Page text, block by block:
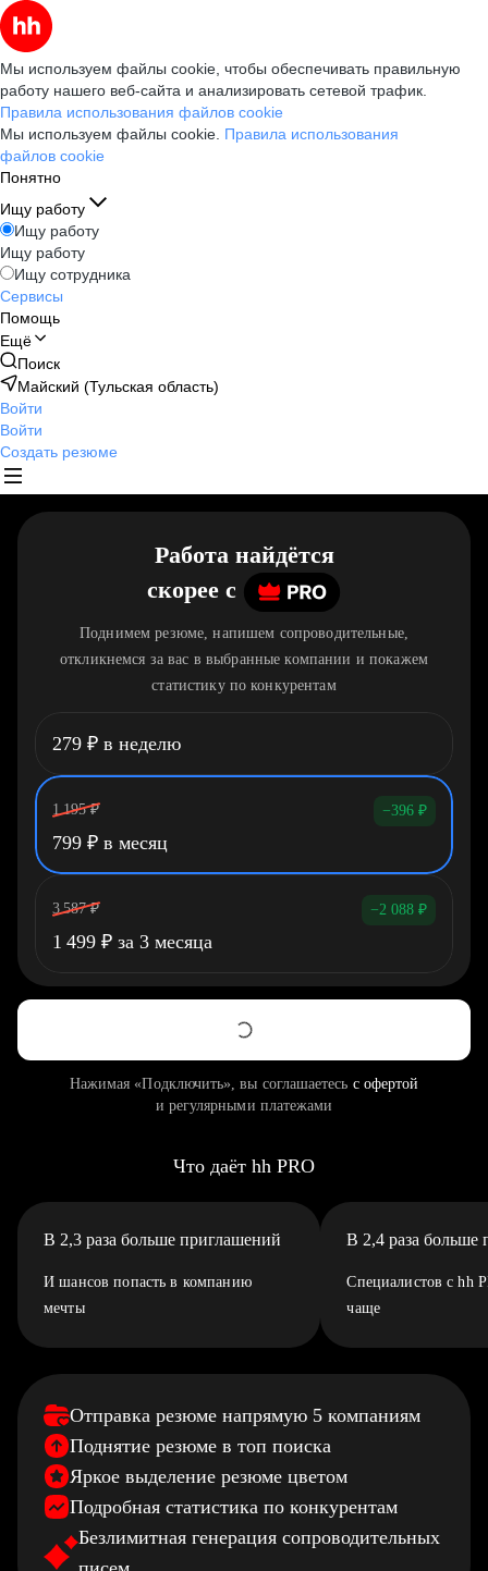
Мы используем файлы cookie, чтобы обеспечивать правильную
работу нашего веб-сайта и анализировать сетевой трафик.
Правила использования файлов cookie
Мы используем файлы cookie. Правила использования
файлов cookie
Понятно
Ищу работу
Ищу работу
Ищу работу
Ищу сотрудника
Сервисы
Помощь
Ещё
Поиск
Майский (Тульская область)
Войти
Войти
Создать резюме
Работа найдётся
скорее c
Поднимем резюме, напишем сопроводительные,
откликнемся за вас в выбранные компании и покажем
статистику по конкурентам
279 ₽ в неделю
1 195 ₽ −396 ₽
799 ₽ в месяц
3 587 ₽ −2 088 ₽
1 499 ₽ за 3 месяца
Нажимая «Подключить», вы соглашаетесь с офертой
и регулярными платежами
Что даёт hh PRO
В 2,3 раза больше приглашений
И шансов попасть в компанию
мечты
В 2,4 раза больше
Специалистов с hh
чаще
Отправка резюме напрямую 5 компаниям
Поднятие резюме в топ поиска
Яркое выделение резюме цветом
Подробная статистика по конкурентам
Безлимитная генерация сопроводительных